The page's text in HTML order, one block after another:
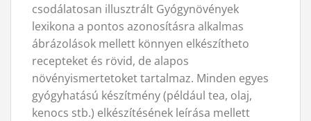
csodálatosan illusztrált Gyógynövények
lexikona a pontos azonosításra alkalmas
ábrázolások mellett könnyen elkészítheto
recepteket és rövid, de alapos
növényismertetoket tartalmaz. Minden egyes
gyógyhatású készítmény (például tea, olaj,
kenocs stb.) elkészítésének leírása mellett